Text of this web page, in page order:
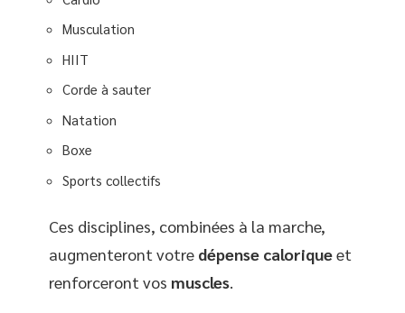
Musculation
HIIT
Corde à sauter
Natation
Boxe
Sports collectifs
Ces disciplines, combinées à la marche,
augmenteront votre dépense caloriqueet
renforceront vos muscles.